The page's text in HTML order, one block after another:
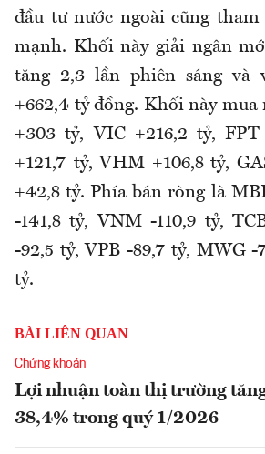
đầu tư nước ngoài cũng
mạnh. Khối này giải ngân
tăng 2,3 lần phiên sáng và
+662,4 tỷ đồng. Khối này mua
+303 tỷ, VIC +216,2 tỷ, FPT
+121,7 tỷ, VHM +106,8 tỷ,
+42,8 tỷ. Phía bán ròng là
-141,8 tỷ, VNM -110,9 tỷ,
-92,5 tỷ, VPB -89,7 tỷ, MWG -
tỷ.
BÀI LIÊN QUAN
Chứng khoán
Lợi nhuận toàn thị trường
38,4% trong quý 1/2026